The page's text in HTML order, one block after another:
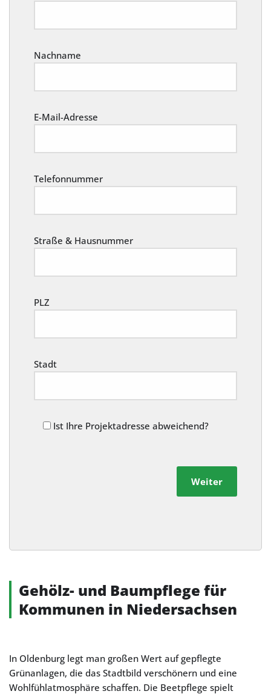
Nachname
E-Mail-Adresse
Telefonnummer
Straße & Hausnummer
PLZ
Stadt
Ist Ihre Projektadresse abweichend?
Weiter
Alternative:
Gehölz- und Baumpflege für
Kommunen in Niedersachsen
In Oldenburg legt man großen Wert auf gepflegte
Grünanlagen, die das Stadtbild verschönern und eine
Wohlfühlatmosphäre schaffen. Die Beetpflege spielt